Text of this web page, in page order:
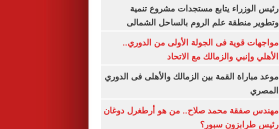
رئيس الوزراء يتابع مستجدات مشروع تنمية
وتطوير منطقة علم الروم بالساحل الشمالى
مواجهات قوية فى الجولة الأولى من الدوري..
الأهلي وإنبي والزمالك مع الاتحاد
موعد مباراة القمة بين الزمالك والأهلى فى الدوري
المصري
مهندس صفقة محمد صلاح.. من هو أرطغرل دوغان
رئيس طرابزون سبور؟